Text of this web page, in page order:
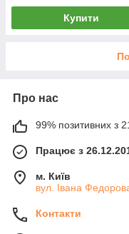
Купити
Про нас
99% позитивних з
Працює з
м. Київ
вул. Івана
Контакти